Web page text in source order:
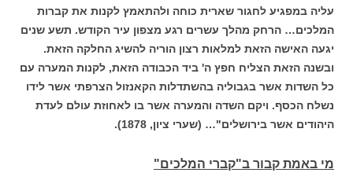
עליה במפגיע לחגור שארית כוחה ולהתאמץ לקנות את קברות
המלכים… הרחק מהלך עשרים רגע מצפון עיר הקודש. תשע שנים
יגעה האישה הזאת למלאות רצון הוריה להשיג החלקה הזאת.
ובשנה הזאת הצליח חפץ ה' ביד הכבודה הזאת, לקנות המערה עם
כל השדות אשר בגבוליה בהשתדלות הקאנזול הצרפתי אשר לידו
נשלח הכסף. ויקם השדה והמערה אשר בו לאחוזת עולם לעדת
היהודים אשר בירושלים"… (שערי ציון, 1878).
מי באמת קבור ב"קברי המלכים"